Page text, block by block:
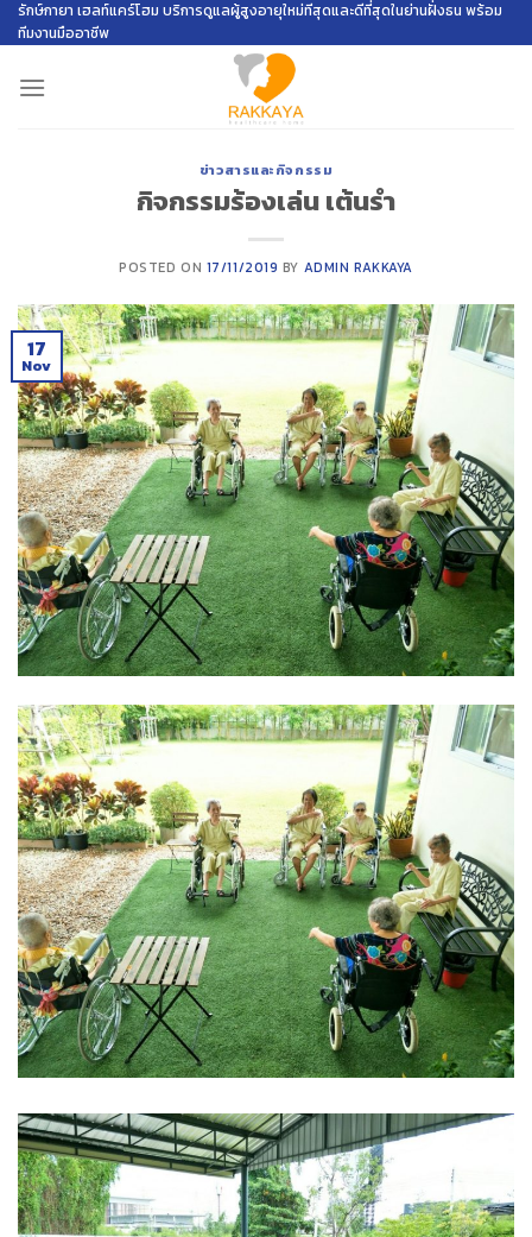
Skip
to
content
รักษ์กายา เฮลท์แคร์โฮม บริการดูแลผู้สูงอายุใหม่ทีสุดและดีที่สุดในย่านฝั่งธน พร้อม
ทีมงานมืออาชีพ
ข่าวสารและกิจกรรม
กิจกรรมร้องเล่น เต้นรำ
POSTED ON 17/11/2019 BY ADMIN RAKKAYA
17
Nov